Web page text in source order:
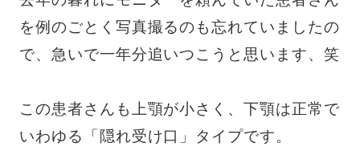
を例のごとく写真撮るのも忘れていましたの
で、急いで一年分追いつこうと思います、笑
この患者さんも上顎が小さく、下顎は正常で
いわゆる「隠れ受け口」タイプです。